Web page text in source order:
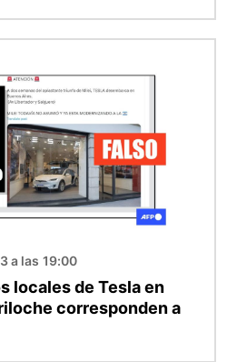
a las 19:00
locales de Tesla en
corresponden a